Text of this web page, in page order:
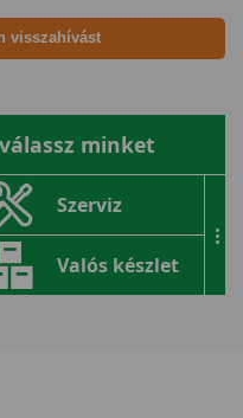
visszahívást
minket
Szerviz
Valós készlet
...